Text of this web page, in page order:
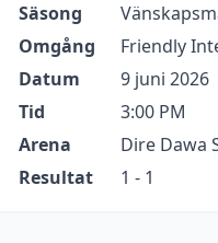
Säsong
Omgång
Friendly
Datum
9 juni 2026
Tid
3:00 PM
Arena
Dire Dawa
Resultat
1 - 1